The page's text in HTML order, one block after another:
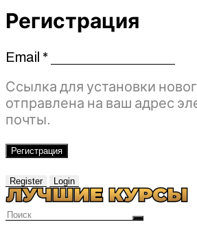
Регистрация
Email *Обязательно
Ссылка для установки
отправлена ​​на ваш адрес
почты.
Регистрация
Register Login